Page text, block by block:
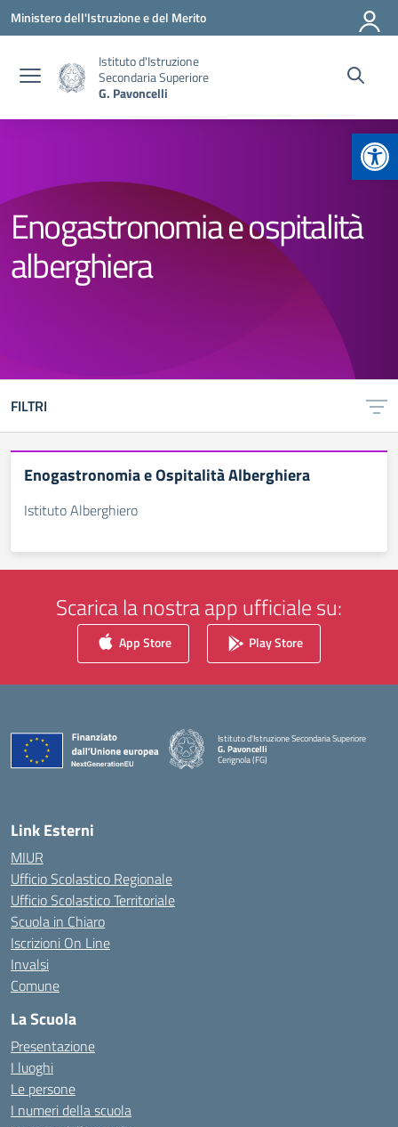
Vai ai contenuti
Vai al menu di navigazione
Vai al footer
Ministero dell'Istruzione e del Merito
Istituto d'Istruzione
Secondaria Superiore
G. Pavoncelli
Enogastronomia e ospitalità
alberghiera
FILTRI
Enogastronomia e Ospitalità Alberghiera
Istituto Alberghiero
Scarica la nostra app ufficiale su:
App Store Play Store
Istituto d'Istruzione Secondaria Superiore
G. Pavoncelli
Cerignola (FG)
— Visita la pagina iniziale della scuola
Link Esterni
MIUR
Ufficio Scolastico Regionale
Ufficio Scolastico Territoriale
Scuola in Chiaro
Iscrizioni On Line
Invalsi
Comune
La Scuola
Presentazione
I luoghi
Le persone
I numeri della scuola